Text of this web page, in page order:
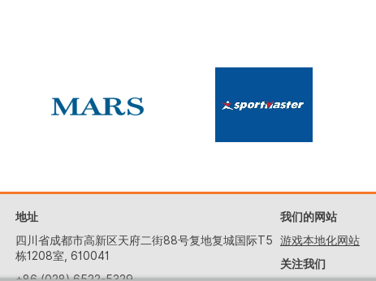
地址
四川省成都市高新区天府二街88号复地复城国际T5
栋1208室, 610041
我们的网站
游戏本地化网站
关注我们